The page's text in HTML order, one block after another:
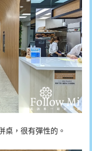
桌，很有彈性的。